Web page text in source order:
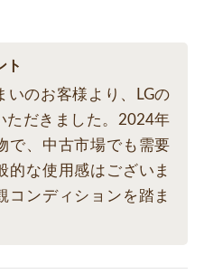
ト
いのお客様より、LGの
ただきました。2024年
で、中古市場でも需要
的な使用感はございま
コンディションを踏ま